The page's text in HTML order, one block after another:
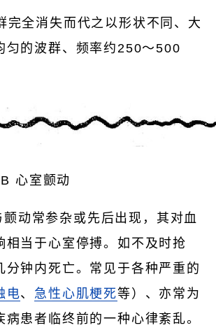
完全消失而代之以形状不同、大
匀的波群、频率约250～500
心室颤动
颤动常参杂或先后出现，其对血
相当于心室停搏。如不及时抢
分钟内死亡。常见于各种严重的
电、 急性心肌梗死等）、亦常为
病患者临终前的一种心律紊乱。